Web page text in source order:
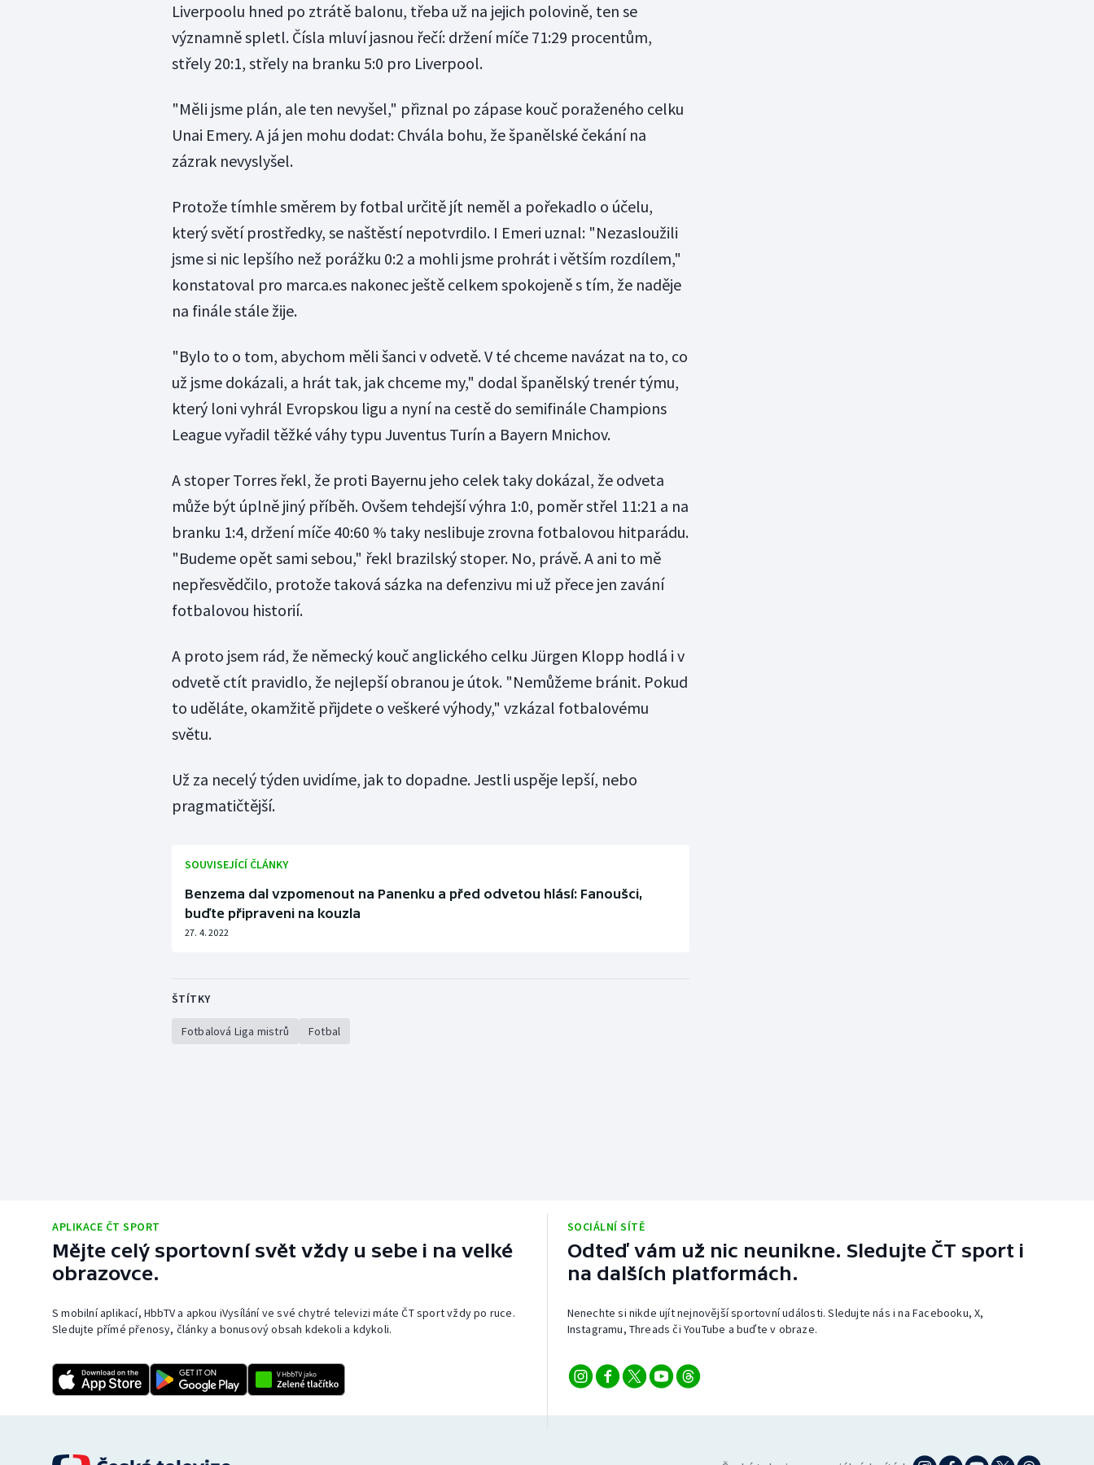
Liverpoolu hned po ztrátě balonu, třeba už na jejich polovině, ten se
významně spletl. Čísla mluví jasnou řečí: držení míče 71:29 procentům,
střely 20:1, střely na branku 5:0 pro Liverpool.
"Měli jsme plán, ale ten nevyšel," přiznal po zápase kouč poraženého celku
Unai Emery. A já jen mohu dodat: Chvála bohu, že španělské čekání na
zázrak nevyslyšel.
Protože tímhle směrem by fotbal určitě jít neměl a pořekadlo o účelu,
který světí prostředky, se naštěstí nepotvrdilo. I Emeri uznal: "Nezasloužili
jsme si nic lepšího než porážku 0:2 a mohli jsme prohrát i větším rozdílem,"
konstatoval pro marca.es nakonec ještě celkem spokojeně s tím, že naděje
na finále stále žije.
"Bylo to o tom, abychom měli šanci v odvetě. V té chceme navázat na to, co
už jsme dokázali, a hrát tak, jak chceme my," dodal španělský trenér týmu,
který loni vyhrál Evropskou ligu a nyní na cestě do semifinále Champions
League vyřadil těžké váhy typu Juventus Turín a Bayern Mnichov.
A stoper Torres řekl, že proti Bayernu jeho celek taky dokázal, že odveta
může být úplně jiný příběh. Ovšem tehdejší výhra 1:0, poměr střel 11:21 a na
branku 1:4, držení míče 40:60 % taky neslibuje zrovna fotbalovou hitparádu.
"Budeme opět sami sebou," řekl brazilský stoper. No, právě. A ani to mě
nepřesvědčilo, protože taková sázka na defenzivu mi už přece jen zavání
fotbalovou historií.
A proto jsem rád, že německý kouč anglického celku Jürgen Klopp hodlá i v
odvetě ctít pravidlo, že nejlepší obranou je útok. "Nemůžeme bránit. Pokud
to uděláte, okamžitě přijdete o veškeré výhody," vzkázal fotbalovému
světu.
Už za necelý týden uvidíme, jak to dopadne. Jestli uspěje lepší, nebo
pragmatičtější.
SOUVISEJÍCÍ ČLÁNKY
Benzema dal vzpomenout na Panenku a před odvetou hlásí: Fanoušci,
buďte připraveni na kouzla
27. 4. 2022
ŠTÍTKY
Fotbalová Liga mistrů Fotbal
APLIKACE ČT SPORT
Mějte celý sportovní svět vždy u sebe i na velké
obrazovce.
S mobilní aplikací, HbbTV a apkou iVysílání ve své chytré televizi máte ČT sport vždy po ruce.
Sledujte přímé přenosy, články a bonusový obsah kdekoli a kdykoli.
SOCIÁLNÍ SÍTĚ
Odteď vám už nic neunikne. Sledujte ČT sport i
na dalších platformách.
Nenechte si nikde ujít nejnovější sportovní události. Sledujte nás i na Facebooku, X,
Instagramu, Threads či YouTube a buďte v obraze.